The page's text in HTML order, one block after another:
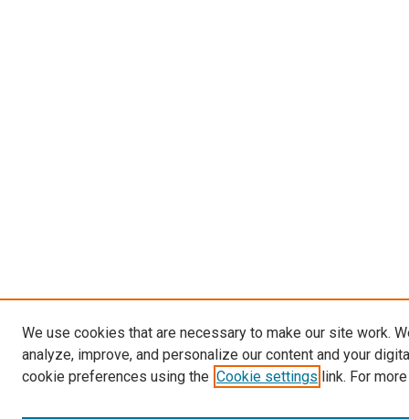
We use cookies that are necessary to make our site work.
analyze, improve, and personalize our content and your
cookie preferences using the Cookie settings link. For